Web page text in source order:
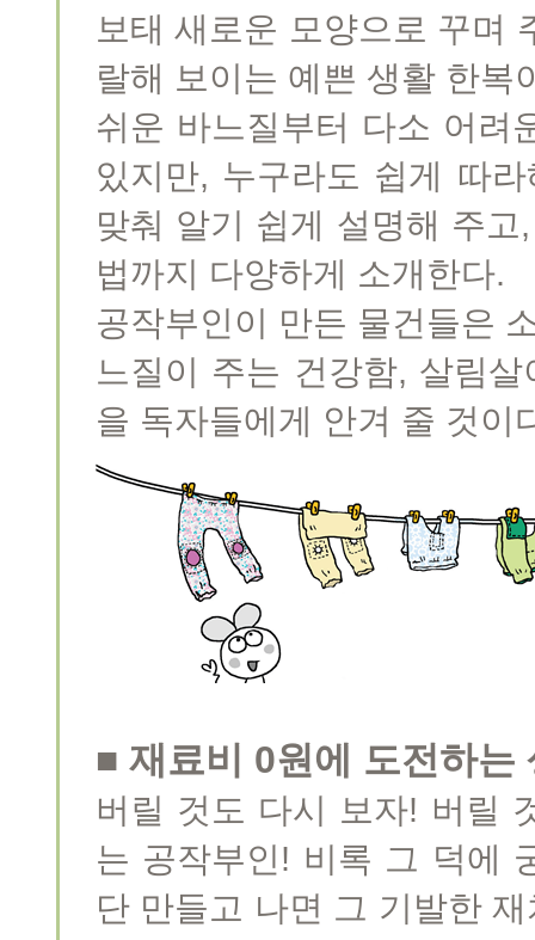
보태 새로운 모양으로 꾸며
랄해 보이는 예쁜 생활 한복
쉬운 바느질부터 다소 어려
있지만, 누구라도 쉽게 따
맞춰 알기 쉽게 설명해 주
법까지 다양하게 소개한다.
공작부인이 만든 물건들은
느질이 주는 건강함, 살림
을 독자들에게 안겨 줄 것이
■ 재료비 0원에 도전하는
버릴 것도 다시 보자! 버릴
는 공작부인! 비록 그 덕에
단 만들고 나면 그 기발한